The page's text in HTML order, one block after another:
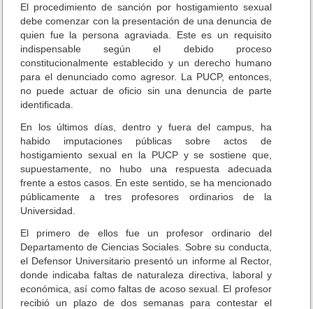
d
e
M
é
x
i
c
o
n
t
r
a
a
s
o
s
El procedimiento de sanción por hostigamiento sexual
debe comenzar con la presentación de una denuncia de
quien fue la persona agraviada. Este es un requisito
indispensable según el debido proceso
constitucionalmente establecido y un derecho humano
para el denunciado como agresor. La PUCP, entonces,
no puede actuar de oficio sin una denuncia de parte
identificada.
En los últimos días, dentro y fuera del campus, ha
habido imputaciones públicas sobre actos de
hostigamiento sexual en la PUCP y se sostiene que,
supuestamente, no hubo una respuesta adecuada
frente a estos casos. En este sentido, se ha mencionado
públicamente a tres profesores ordinarios de la
Universidad.
El primero de ellos fue un profesor ordinario del
Departamento de Ciencias Sociales. Sobre su conducta,
el Defensor Universitario presentó un informe al Rector,
donde indicaba faltas de naturaleza directiva, laboral y
económica, así como faltas de acoso sexual. El profesor
recibió un plazo de dos semanas para contestar el